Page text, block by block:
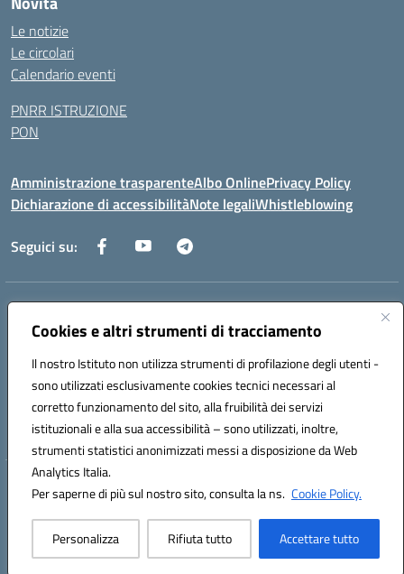
Cookies e altri strumenti di tracciamento
Il nostro Istituto non utilizza strumenti di profilazione degli utenti -
sono utilizzati esclusivamente cookies tecnici necessari al
corretto funzionamento del sito, alla fruibilità dei servizi
istituzionali e alla sua accessibilità – sono utilizzati, inoltre,
strumenti statistici anonimizzati messi a disposizione da Web
Analytics Italia.
Per saperne di più sul nostro sito, consulta la ns. Cookie Policy.
Personalizza Rifiuta tutto Accettare tutto
Le notizie
Le circolari
Calendario eventi
PNRR ISTRUZIONE
PON
Amministrazione trasparenteAlbo OnlinePrivacy Policy
Dichiarazione di accessibilitàNote legaliWhistleblowing
Seguici su:
Indirizzo:
Centralino:0832712132 Email:leic84200l@istruzione.it
Codice fiscale: 80012890754
Codice meccanografico:
LEIC84200L
Codice unico di fatturazione (CUF): UF9DQ6
Hosting & Powered by 3D Solution S.r.l.
Concept & Design by Designers Italia